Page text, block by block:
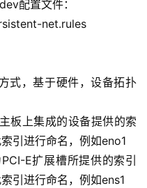
配置文件：
net.rules
，基于硬件，设备拓扑
板上集成的设备提供的索
引进行命名，例如eno1
E扩展槽所提供的索引
引进行命名，例如ens1